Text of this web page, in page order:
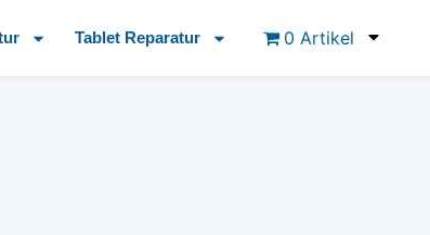
Tablet Reparatur 0 Artikel